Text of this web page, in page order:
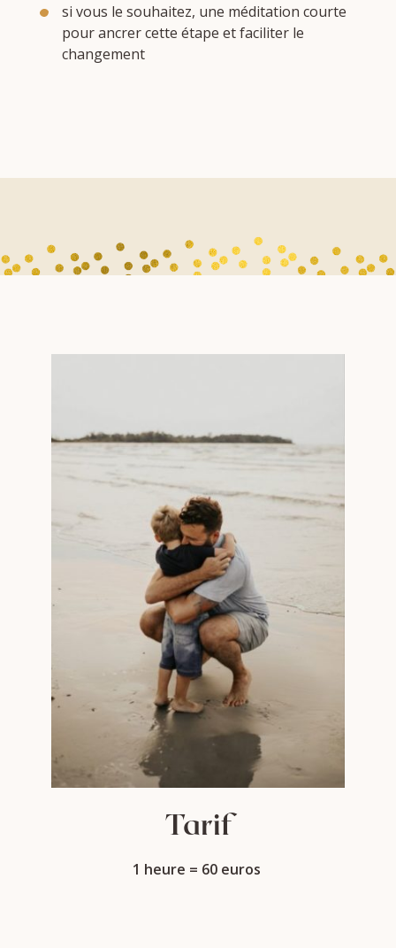
si vous le souhaitez, une méditation courte
pour ancrer cette étape et faciliter le
changement
Tarif
1 heure = 60 euros